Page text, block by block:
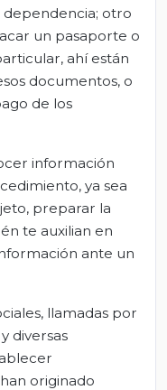
dependencia; otro
un pasaporte o
ahí están
documentos, o
de los
información
ya sea
preparar la
te auxilian en
ante un
llamadas por
diversas
originado